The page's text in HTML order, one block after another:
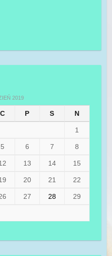
2019
C P S N
1
5 6 7 8
13 14 15
20 21 22
27 28 29